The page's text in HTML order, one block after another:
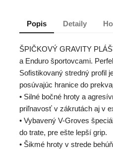
Popis Detaily
ŠPIČKOVÝ GRAVITY
a Enduro športovcami.
Sofistikovaný stredný profil
posúvajúc hranice do
• Silné bočné hroty a
priľnavosť v zákrutách aj v
• Vybavený V-Groves
do trate, pre ešte lepší grip.
• Šikmé hroty v strede